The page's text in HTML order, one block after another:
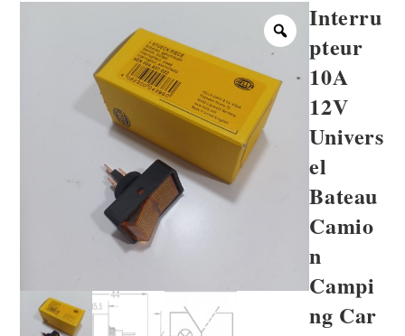
Interru
pteur
10A
12V
Univers
el
Bateau
Camio
n
Campi
ng Car